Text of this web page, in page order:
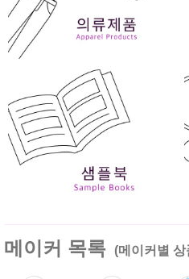
메이커 목록 (메이커별 상